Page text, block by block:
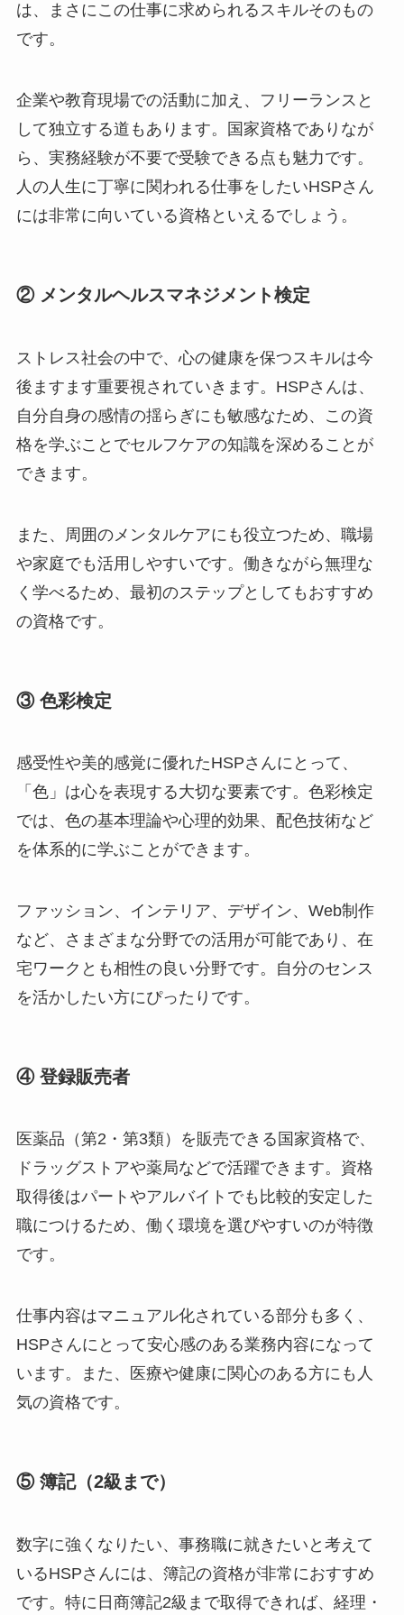
は、まさにこの仕事に求められるスキルそのもの
です。
企業や教育現場での活動に加え、フリーランスと
して独立する道もあります。国家資格でありなが
ら、実務経験が不要で受験できる点も魅力です。
人の人生に丁寧に関われる仕事をしたいHSPさん
には非常に向いている資格といえるでしょう。
② メンタルヘルスマネジメント検定
ストレス社会の中で、心の健康を保つスキルは今
後ますます重要視されていきます。HSPさんは、
自分自身の感情の揺らぎにも敏感なため、この資
格を学ぶことでセルフケアの知識を深めることが
できます。
また、周囲のメンタルケアにも役立つため、職場
や家庭でも活用しやすいです。働きながら無理な
く学べるため、最初のステップとしてもおすすめ
の資格です。
③ 色彩検定
感受性や美的感覚に優れたHSPさんにとって、
「色」は心を表現する大切な要素です。色彩検定
では、色の基本理論や心理的効果、配色技術など
を体系的に学ぶことができます。
ファッション、インテリア、デザイン、Web制作
など、さまざまな分野での活用が可能であり、在
宅ワークとも相性の良い分野です。自分のセンス
を活かしたい方にぴったりです。
④ 登録販売者
医薬品（第2・第3類）を販売できる国家資格で、
ドラッグストアや薬局などで活躍できます。資格
取得後はパートやアルバイトでも比較的安定した
職につけるため、働く環境を選びやすいのが特徴
です。
仕事内容はマニュアル化されている部分も多く、
HSPさんにとって安心感のある業務内容になって
います。また、医療や健康に関心のある方にも人
気の資格です。
⑤ 簿記（2級まで）
数字に強くなりたい、事務職に就きたいと考えて
いるHSPさんには、簿記の資格が非常におすすめ
です。特に日商簿記2級まで取得できれば、経理・